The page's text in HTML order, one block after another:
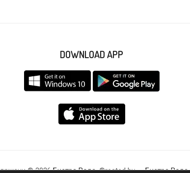
DOWNLOAD APP
© 2026Бистра Вода. ©reated by –Бистра Вода